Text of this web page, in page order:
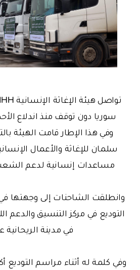
سوريا دون توقف منذ اندلاع
وفي هذا الإطار قامت الهيئة
مساعدات إنسانية لدعم
وانطلقت الشاحنات إلى وجهتها
التوديع في مركز التنسيق والدعم
في مدينة
وفي كلمة له أثناء مراسم التوديع